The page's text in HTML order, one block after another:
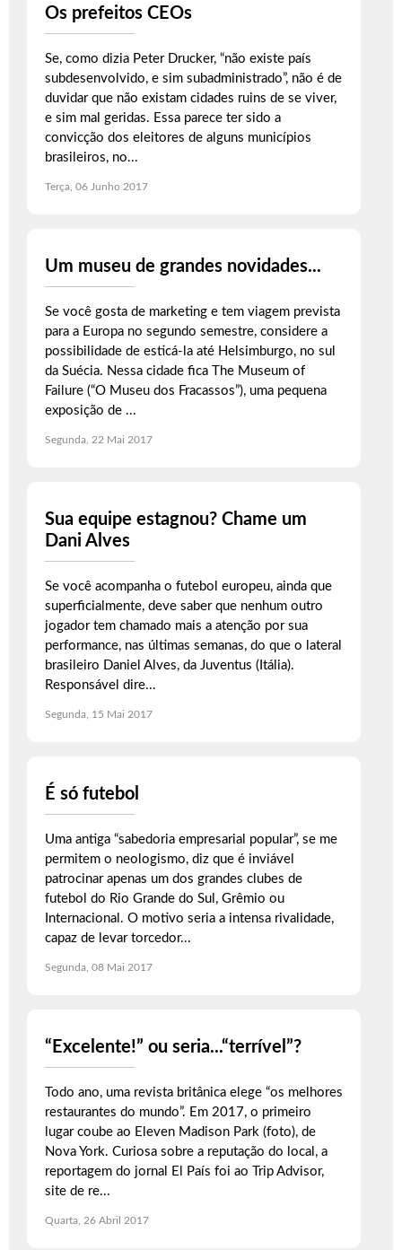
Os prefeitos CEOs
Se, como dizia Peter Drucker, “não existe país
subdesenvolvido, e sim subadministrado”, não é de
duvidar que não existam cidades ruins de se viver,
e sim mal geridas. Essa parece ter sido a
convicção dos eleitores de alguns municípios
brasileiros, no...
Terça, 06 Junho 2017
Um museu de grandes novidades...
Se você gosta de marketing e tem viagem prevista
para a Europa no segundo semestre, considere a
possibilidade de esticá-la até Helsimburgo, no sul
da Suécia. Nessa cidade fica The Museum of
Failure (“O Museu dos Fracassos”), uma pequena
exposição de ...
Segunda, 22 Mai 2017
Sua equipe estagnou? Chame um
Dani Alves
Se você acompanha o futebol europeu, ainda que
superficialmente, deve saber que nenhum outro
jogador tem chamado mais a atenção por sua
performance, nas últimas semanas, do que o lateral
brasileiro Daniel Alves, da Juventus (Itália).
Responsável dire...
Segunda, 15 Mai 2017
É só futebol
Uma antiga “sabedoria empresarial popular”, se me
permitem o neologismo, diz que é inviável
patrocinar apenas um dos grandes clubes de
futebol do Rio Grande do Sul, Grêmio ou
Internacional. O motivo seria a intensa rivalidade,
capaz de levar torcedor...
Segunda, 08 Mai 2017
“Excelente!” ou seria...“terrível”?
Todo ano, uma revista britânica elege “os melhores
restaurantes do mundo”. Em 2017, o primeiro
lugar coube ao Eleven Madison Park (foto), de
Nova York. Curiosa sobre a reputação do local, a
reportagem do jornal El País foi ao Trip Advisor,
site de re...
Quarta, 26 Abril 2017